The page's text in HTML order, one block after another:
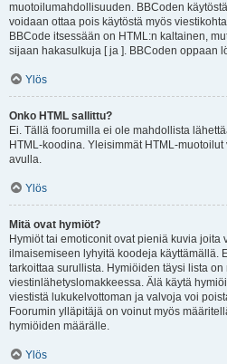
muotoilumahdollisuuden. BBCoden
voidaan ottaa pois käytöstä myös
BBCode itsessään on HTML:n kaltainen,
sijaan hakasulkuja [ ja ]. BBCoden oppaan
Ylös
Onko HTML sallittu?
Ei. Tällä foorumilla ei ole mahdollista
HTML-koodina. Yleisimmät HTML-
avulla.
Ylös
Mitä ovat hymiöt?
Hymiöt tai emoticonit ovat pieniä kuvia joita
ilmaisemiseen lyhyitä koodeja käyttämällä.
tarkoittaa surullista. Hymiöiden täysi lista on
viestinlähetyslomakkeessa. Älä käytä
viestistä lukukelvottoman ja valvoja voi
Foorumin ylläpitäjä on voinut myös
hymiöiden määrälle.
Ylös